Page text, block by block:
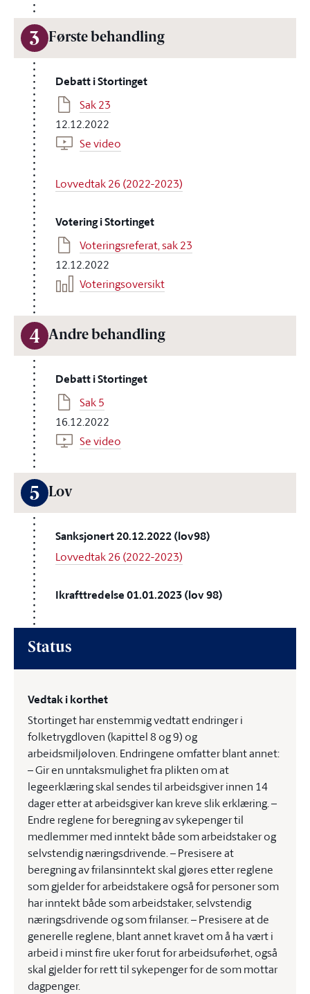
3 Første behandling
Debatt i Stortinget
Sak 23
12.12.2022
Se video
Lovvedtak 26 (2022-2023)
Votering i Stortinget
Voteringsreferat, sak 23
12.12.2022
Voteringsoversikt
4 Andre behandling
Debatt i Stortinget
Sak 5
16.12.2022
Se video
5 Lov
Sanksjonert 20.12.2022 (lov98)
Lovvedtak 26 (2022-2023)
Ikrafttredelse 01.01.2023 (lov 98)
Status
Vedtak i korthet
Stortinget har enstemmig vedtatt endringer i
folketrygdloven (kapittel 8 og 9) og
arbeidsmiljøloven. Endringene omfatter blant annet:
– Gir en unntaksmulighet fra plikten om at
legeerklæring skal sendes til arbeidsgiver innen 14
dager etter at arbeidsgiver kan kreve slik erklæring. –
Endre reglene for beregning av sykepenger til
medlemmer med inntekt både som arbeidstaker og
selvstendig næringsdrivende. – Presisere at
beregning av frilansinntekt skal gjøres etter reglene
som gjelder for arbeidstakere også for personer som
har inntekt både som arbeidstaker, selvstendig
næringsdrivende og som frilanser. – Presisere at de
generelle reglene, blant annet kravet om å ha vært i
arbeid i minst fire uker forut for arbeidsuførhet, også
skal gjelder for rett til sykepenger for de som mottar
dagpenger.